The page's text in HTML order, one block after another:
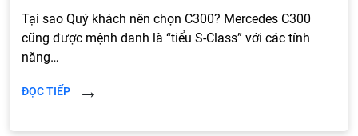
Tại sao Quý khách nên chọn C300? Mercedes C300
cũng được mệnh danh là “tiểu S-Class” với các tính
năng…
ĐỌC TIẾP